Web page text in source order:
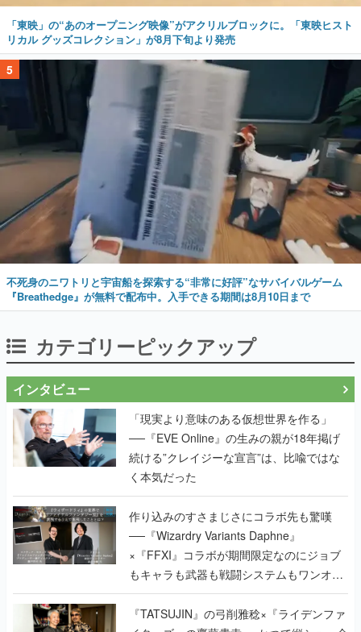
「東映」の“あのオープニング映像”がアクリルブロックに。「東映ヒスト
リカル グッズコレクション」が8月下旬より発売
5
不死身のニワトリと宇宙船を探索する“非常に好評”なサバイバルゲーム
『Breathedge』が無料で配布中。入手できる期間は8月10日まで
カテゴリーピックアップ
インタビュー
「現実より意味のある仮想世界を作る」
──『EVE Online』の生みの親が18年掲げ
続ける”クレイジーな宣言”は、比喩ではな
く本気だった
作り込みのすさまじさにコラボ先も驚嘆
──『Wizardry Variants Daphne』
×『FFXI』コラボが期間限定なのにジョブ
もキャラも武器も戦闘システムもワンオフ
で作り込まれた理由を両ディレクターに聞
く
『TATSUJIN』の弓削雅稔×『ライデンファ